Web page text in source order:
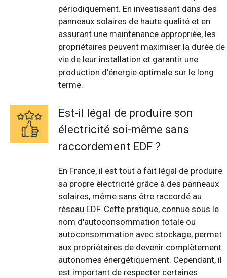
périodiquement. En investissant dans des
panneaux solaires de haute qualité et en
assurant une maintenance appropriée, les
propriétaires peuvent maximiser la durée de
vie de leur installation et garantir une
production d'énergie optimale sur le long
terme.
Est-il légal de produire son
électricité soi-même sans
raccordement EDF ?
En France, il est tout à fait légal de produire
sa propre électricité grâce à des panneaux
solaires, même sans être raccordé au
réseau EDF. Cette pratique, connue sous le
nom d'autoconsommation totale ou
autoconsommation avec stockage, permet
aux propriétaires de devenir complètement
autonomes énergétiquement. Cependant, il
est important de respecter certaines